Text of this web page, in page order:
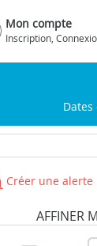
Mon compte
Inscription,
Créer une alerte
AFFINER